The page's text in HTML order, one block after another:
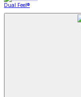
Dual Feel®